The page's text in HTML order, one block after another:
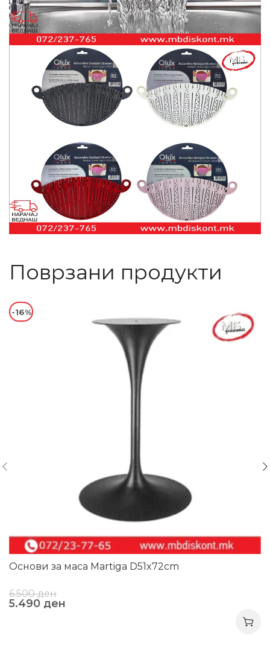
Поврзани продукти
-16%
Основи за маса Martiga D51x72cm
6.500ден
5.490 ден